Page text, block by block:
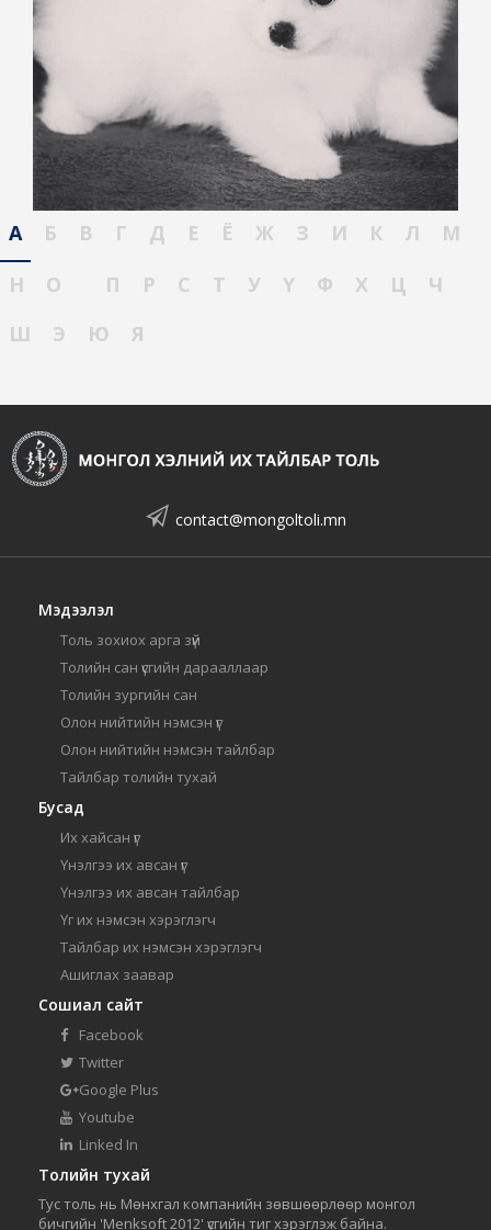
А Б В Г Д Е Ё Ж З И К Л
М
Н
О П Р С Т У Ү Ф Х Ц
Ч
Ш
Э Ю Я
contact@mongoltoli.mn
Мэдээлэл
Толь зохиох арга зүй
Толийн сан үсгийн дарааллаар
Толийн зургийн сан
Олон нийтийн нэмсэн үг
Олон нийтийн нэмсэн тайлбар
Тайлбар толийн тухай
Бусад
Их хайсан үг
Үнэлгээ их авсан үг
Үнэлгээ их авсан тайлбар
Үг их нэмсэн хэрэглэгч
Тайлбар их нэмсэн хэрэглэгч
Ашиглах заавар
Сошиал сайт
Facebook
Twitter
Google Plus
Youtube
Linked In
Толийн тухай
Тус толь нь Мөнхгал компанийн зөвшөөрлөөр монгол
бичгийн 'Menksoft 2012' үсгийн тиг хэрэглэж байна.